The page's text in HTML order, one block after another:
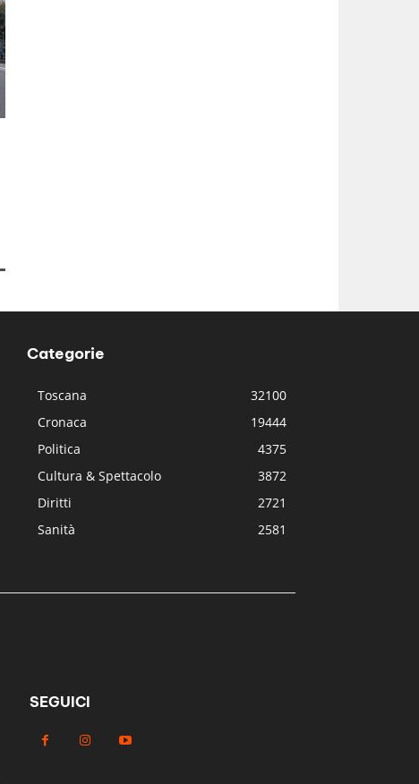
Categorie
Toscana
32100
Cronaca
19444
Politica
4375
Cultura & Spettacolo
3872
Diritti
2721
Sanità
2581
SEGUICI